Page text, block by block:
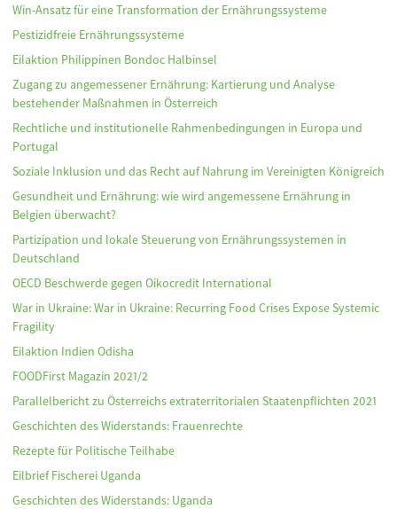
Win-Ansatz für eine Transformation der Ernährungssysteme
Pestizidfreie Ernährungssysteme
Eilaktion Philippinen Bondoc Halbinsel
Zugang zu angemessener Ernährung: Kartierung und Analyse
bestehender Maßnahmen in Österreich
Rechtliche und institutionelle Rahmenbedingungen in Europa und
Portugal
Soziale Inklusion und das Recht auf Nahrung im Vereinigten Königreich
Gesundheit und Ernährung: wie wird angemessene Ernährung in
Belgien überwacht?
Partizipation und lokale Steuerung von Ernährungssystemen in
Deutschland
OECD Beschwerde gegen Oikocredit International
War in Ukraine: War in Ukraine: Recurring Food Crises Expose Systemic
Fragility
Eilaktion Indien Odisha
FOODFirst Magazin 2021/2
Parallelbericht zu Österreichs extraterritorialen Staatenpflichten 2021
Geschichten des Widerstands: Frauenrechte
Rezepte für Politische Teilhabe
Eilbrief Fischerei Uganda
Geschichten des Widerstands: Uganda